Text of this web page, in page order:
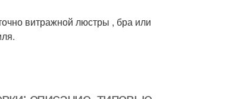
витражной люстры , бра или